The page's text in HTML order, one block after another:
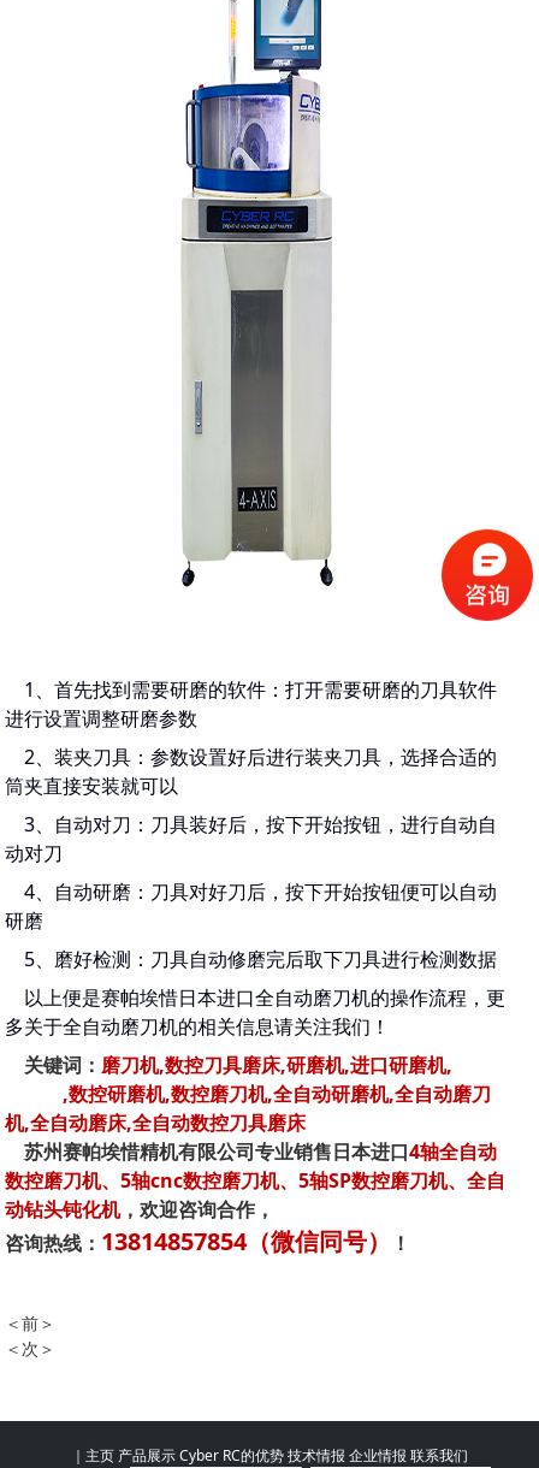
1、首先找到需要研磨的软件：打开需要研磨的刀具软件
进行设置调整研磨参数
2、装夹刀具：参数设置好后进行装夹刀具，选择合适的
筒夹直接安装就可以
3、自动对刀：刀具装好后，按下开始按钮，进行自动自
动对刀
4、自动研磨：刀具对好刀后，按下开始按钮便可以自动
研磨
5、磨好检测：刀具自动修磨完后取下刀具进行检测数据
以上便是赛帕埃惜日本进口全自动磨刀机的操作流程，更
多关于全自动磨刀机的相关信息请关注我们！
关键词： 磨刀机,数控刀具磨床,研磨机,进口研磨机,
,数控研磨机,数控磨刀机,全自动研磨机,全自动磨刀
机,全自动磨床,全自动数控刀具磨床
苏州赛帕埃惜精机有限公司专业销售日本进口4轴全自动
数控磨刀机、5轴cnc数控磨刀机、5轴SP数控磨刀机、全自
动钻头钝化机，欢迎咨询合作，
咨询热线： 13814857854（微信同号） ！
＜前＞
＜次＞
｜ 主页 产品展示Cyber RC的优势技术情报 企业情报 联系我们